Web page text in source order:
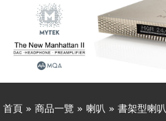
首頁 » 商品一覽 » 喇叭 » 書架型喇叭